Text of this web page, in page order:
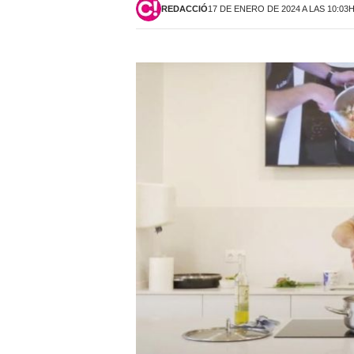
REDACCIÓ17 DE ENERO DE 2024 A LAS 10:03H